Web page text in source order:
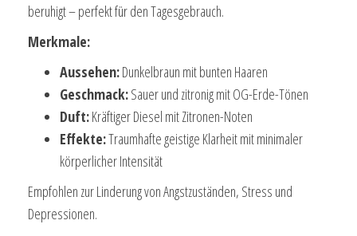
beruhigt – perfekt für den Tagesgebrauch.
Merkmale:
Aussehen:Dunkelbraun mit bunten Haaren
Geschmack:Sauer und zitronig mit OG-Erde-Tönen
Duft:Kräftiger Diesel mit Zitronen-Noten
Effekte:Traumhafte geistige Klarheit mit minimaler
körperlicher Intensität
Empfohlen zur Linderung von Angstzuständen, Stress und
Depressionen.